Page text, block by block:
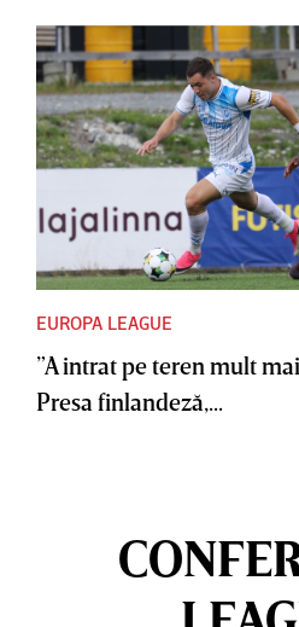
EUROPA LEAGUE
”A intrat pe teren mult
Presa finlandeză,...